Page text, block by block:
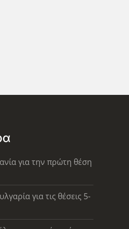
για την πρώτη θέση
για τις θέσεις 5-